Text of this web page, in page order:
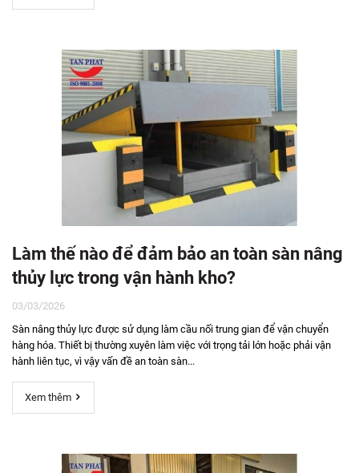
Làm thế nào để đảm bảo an toàn sàn nâng
thủy lực trong vận hành kho?
03/03/2026
Sàn nâng thủy lực được sử dụng làm cầu nối trung gian để vận chuyển
hàng hóa. Thiết bị thường xuyên làm việc với trọng tải lớn hoặc phải vận
hành liên tục, vì vậy vấn đề an toàn sàn...
Xem thêm